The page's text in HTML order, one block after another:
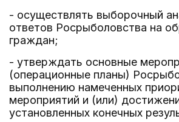
- осуществлять выборочный
ответов Росрыболовства на
граждан;
- утверждать основные
(операционные планы)
выполнению намеченных
мероприятий и (или)
установленных конечных